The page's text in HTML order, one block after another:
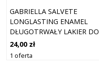
GABRIELLA SALVETE
LONGLASTING ENAMEL
DŁUGOTRWAŁY LAKIER DO
PAZNOKCI Z WYSOKIM
POŁYSKIEM ODCIEŃ 53
24,00 zł
1 oferta